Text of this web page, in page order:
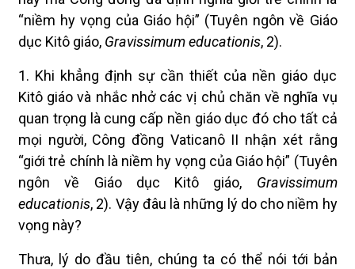
“niềm hy vọng của Giáo hội” (Tuyên ngôn về Giáo
dục Kitô giáo, Gravissimum educationis, 2).
1. Khi khẳng định sự cần thiết của nền giáo dục
Kitô giáo và nhắc nhở các vị chủ chăn về nghĩa vụ
quan trọng là cung cấp nền giáo dục đó cho tất cả
mọi người, Công đồng Vaticanô II nhận xét rằng
“giới trẻ chính là niềm hy vọng của Giáo hội” (Tuyên
ngôn về Giáo dục Kitô giáo, Gravissimum
educationis, 2). Vậy đâu là những lý do cho niềm hy
vọng này?
Thưa, lý do đầu tiên, chúng ta có thể nói tới bản